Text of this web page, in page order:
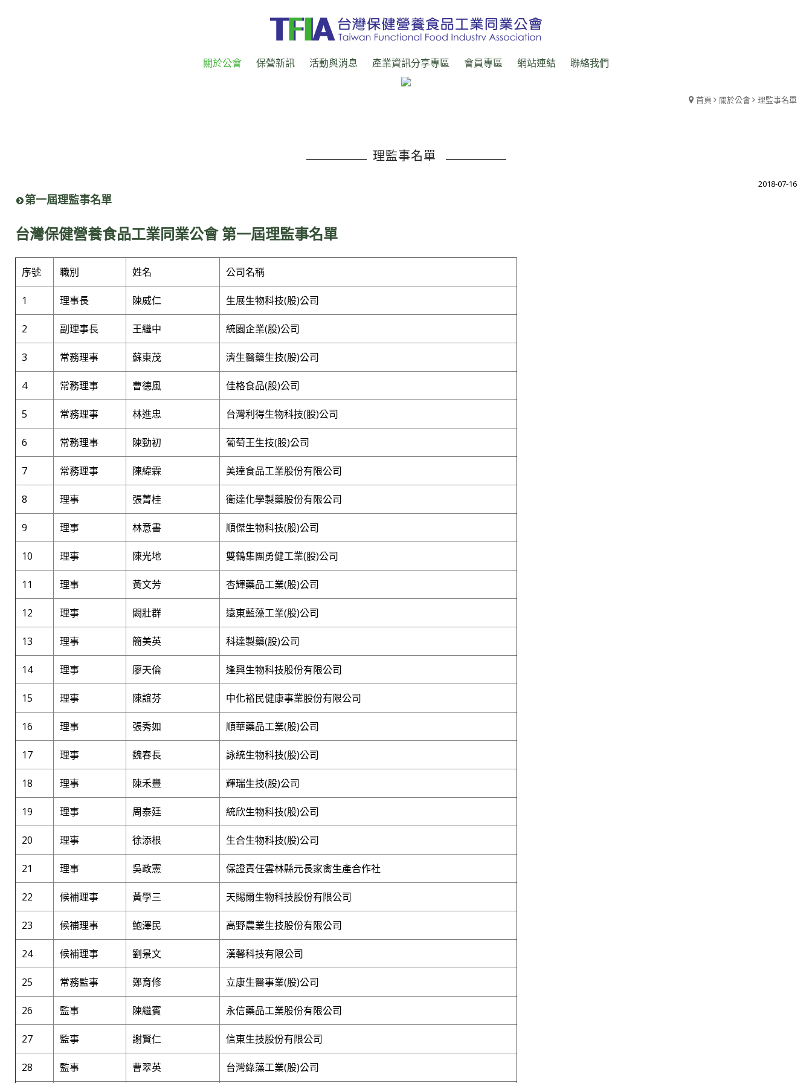
關於公會 保營新訊 活動與消息 產業資訊分享專區 會員專區 網站連結 聯絡我們
首頁 關於公會 理監事名單
理監事名單
2018-07-16
第一屆理監事名單
台灣保健營養食品工業同業公會 第一屆理監事名單
序號 職別 姓名 公司名稱
1 理事長 陳威仁 生展生物科技(股)公司
2 副理事長 王繼中 統園企業(股)公司
3 常務理事 蘇東茂 濟生醫藥生技(股)公司
4 常務理事 曹德風 佳格食品(股)公司
5 常務理事 林進忠 台灣利得生物科技(股)公司
6 常務理事 陳勁初 葡萄王生技(股)公司
7 常務理事 陳緯霖 美達食品工業股份有限公司
8 理事 張菁桂 衛達化學製藥股份有限公司
9 理事 林意書 順傑生物科技(股)公司
10 理事 陳光地 雙鶴集團勇健工業(股)公司
11 理事 黃文芳 杏輝藥品工業(股)公司
12 理事 闕壯群 遠東藍藻工業(股)公司
13 理事 簡美英 科達製藥(股)公司
14 理事 廖天倫 逢興生物科技股份有限公司
15 理事 陳誼芬 中化裕民健康事業股份有限公司
16 理事 張秀如 順華藥品工業(股)公司
17 理事 魏春長 詠統生物科技(股)公司
18 理事 陳禾豐 輝瑞生技(股)公司
19 理事 周泰廷 統欣生物科技(股)公司
20 理事 徐添根 生合生物科技(股)公司
21 理事 吳政憲 保證責任雲林縣元長家禽生產合作社
22 候補理事 黃學三 天賜爾生物科技股份有限公司
23 候補理事 鮑澤民 高野農業生技股份有限公司
24 候補理事 劉景文 漢馨科技有限公司
25 常務監事 鄭育修 立康生醫事業(股)公司
26 監事 陳繼賓 永信藥品工業股份有限公司
27 監事 謝賢仁 信東生技股份有限公司
28 監事 曹翠英 台灣綠藻工業(股)公司